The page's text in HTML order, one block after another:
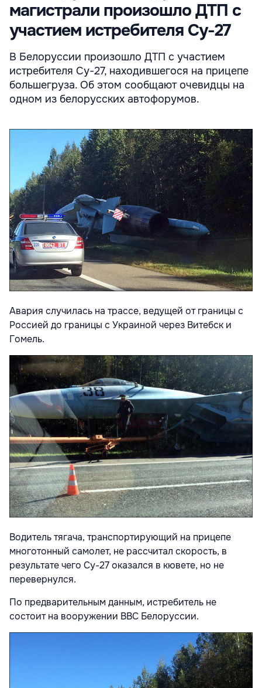
магистрали произошло ДТП с
участием истребителя Су-27
В Белоруссии произошло ДТП с участием
истребителя Су-27, находившегося на прицепе
большегруза. Об этом сообщают очевидцы на
одном из белорусских автофорумов.
Авария случилась на трассе, ведущей от границы с
Россией до границы с Украиной через Витебск и
Гомель.
Водитель тягача, транспортирующий на прицепе
многотонный самолет, не рассчитал скорость, в
результате чего Су-27 оказался в кювете, но не
перевернулся.
По предварительным данным, истребитель не
состоит на вооружении ВВС Белоруссии.